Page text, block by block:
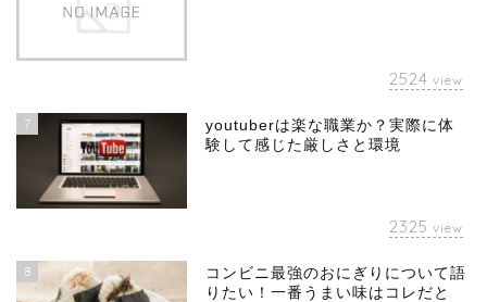
2524 view
7
youtuberは楽な職業か？実際に体
験して感じた厳しさと環境
2325 view
8
コンビニ最強のおにぎりについて語
りたい！一番うまい味はコレだと